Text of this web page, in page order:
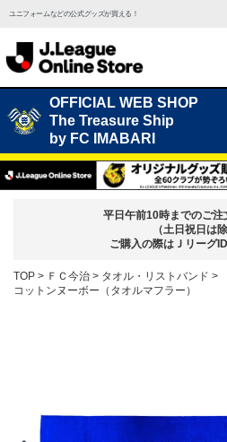
ユニフォームなどの公式グッズが買える！
OFFICIAL WEB SHOP
The Treasure Ship
by FC IMABARI
平日午前10時までのご注
（土日祝日は除
ご購入の際はＪリーグ
TOP ＦＣ今治
タオル・リストバンド
コットンヌーボー（タオルマフラー）